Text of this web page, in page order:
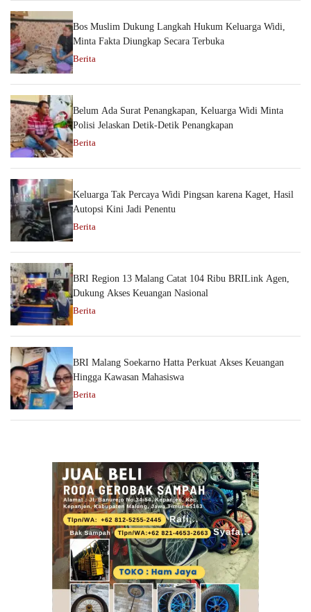
Bos Muslim Dukung Langkah Hukum Keluarga Widi,
Minta Fakta Diungkap Secara Terbuka
Berita
Belum Ada Surat Penangkapan, Keluarga Widi Minta
Polisi Jelaskan Detik-Detik Penangkapan
Berita
Keluarga Tak Percaya Widi Pingsan karena Kaget, Hasil
Autopsi Kini Jadi Penentu
Berita
BRI Region 13 Malang Catat 104 Ribu BRILink Agen,
Dukung Akses Keuangan Nasional
Berita
BRI Malang Soekarno Hatta Perkuat Akses Keuangan
Hingga Kawasan Mahasiswa
Berita